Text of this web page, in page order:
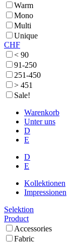
Warm
Mono
Multi
Unique
CHF
< 90
91-250
251-450
> 451
Sale!
Warenkorb
Unter uns
D
E
D
E
Kollektionen
Impressionen
Selektion
Product
Accessories
Fabric